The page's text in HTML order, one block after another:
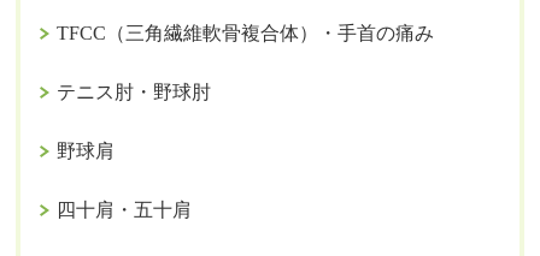
TFCC（三角繊維軟骨複合体）・手首の痛み
テニス肘・野球肘
野球肩
四十肩・五十肩